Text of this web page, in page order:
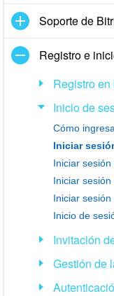
Soporte de
Registro e
Registro
Inicio de
Cómo
Iniciar
Iniciar
Iniciar
Invitación
Gestión de